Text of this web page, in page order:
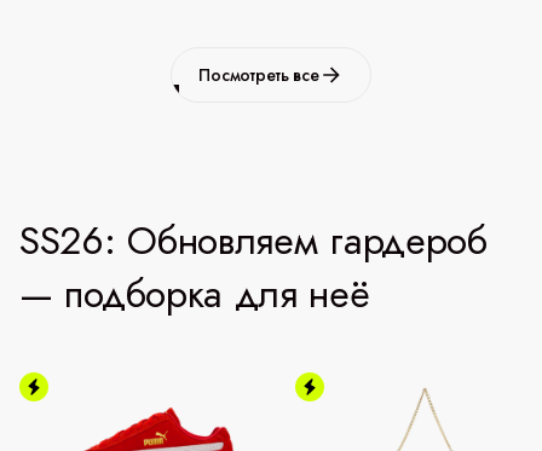
Посмотреть все
SS26: Обновляем гардероб
— подборка для неё